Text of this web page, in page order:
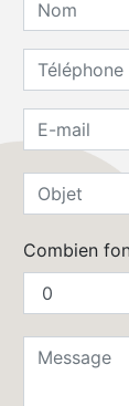
Combien